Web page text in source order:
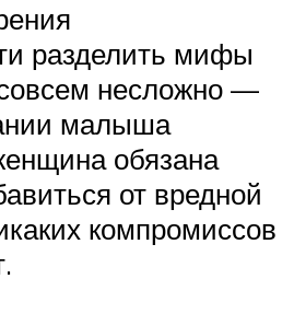
разделить мифы
несложно —
малыша
обязана
от вредной
компромиссов